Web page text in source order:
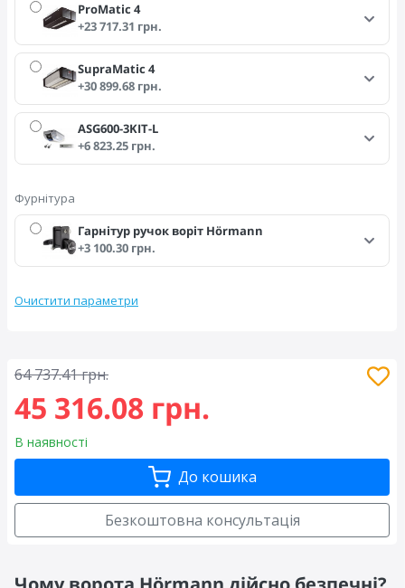
ProMatic 4
+23 717.31 грн.
SupraMatic 4
+30 899.68 грн.
ASG600-3KIT-L
+6 823.25 грн.
Фурнітура
Гарнітур ручок воріт Hörmann
+3 100.30 грн.
Очистити параметри
64 737.41 грн.
45 316.08 грн.
В наявності
До кошика
Безкоштовна консультація